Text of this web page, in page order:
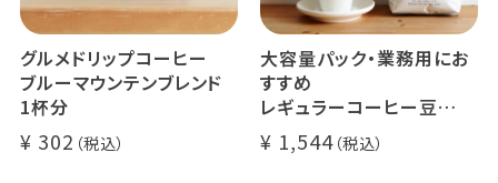
グルメドリップコーヒー
ブルーマウンテンブレンド
1杯分
302
大容量パック・業務用にお
すすめ
レギュラーコーヒー豆
イツモブレンド 500g
1,544